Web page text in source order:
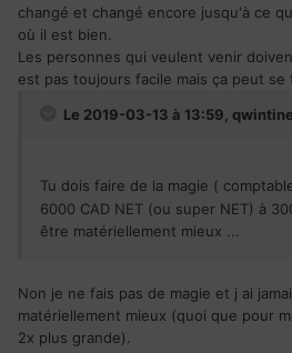
changé et changé encore jusqu'à ce
où il est bien.
Les personnes qui veulent venir
est pas toujours facile mais ça peut se
Le 2019-03-13 à 13:59, qwintine
Tu dois faire de la magie (
6000 CAD NET (ou super NET) à
être matériellement mieux ...
Non je ne fais pas de magie et j ai
matériellement mieux (quoi que pour
2x plus grande).